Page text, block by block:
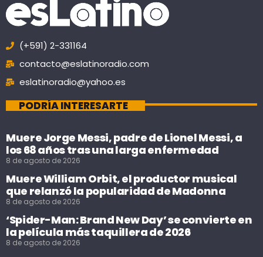
(+591) 2-331164
contacto@eslatinoradio.com
eslatinoradio@yahoo.es
PODRÍA INTERESARTE
Muere Jorge Messi, padre de Lionel Messi, a
los 68 años tras una larga enfermedad
8 de agosto de 2026
Muere William Orbit, el productor musical
que relanzó la popularidad de Madonna
8 de agosto de 2026
‘Spider-Man: Brand New Day’ se convierte en
la película más taquillera de 2026
8 de agosto de 2026